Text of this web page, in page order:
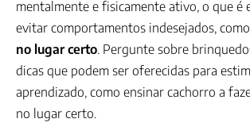
mentalmente e fisicamente ativo, o que é
evitar comportamentos indesejados,
no lugar certo. Pergunte sobre
dicas que podem ser oferecidas para
aprendizado, como ensinar cachorro a
no lugar certo.